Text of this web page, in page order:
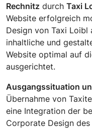
Rechnitz durch Taxi
Website erfolgreich
Design von Taxi Loibl
inhaltliche und
Website optimal auf
ausgerichtet.
Ausgangssituation
Übernahme von
eine Integration der
Corporate Design